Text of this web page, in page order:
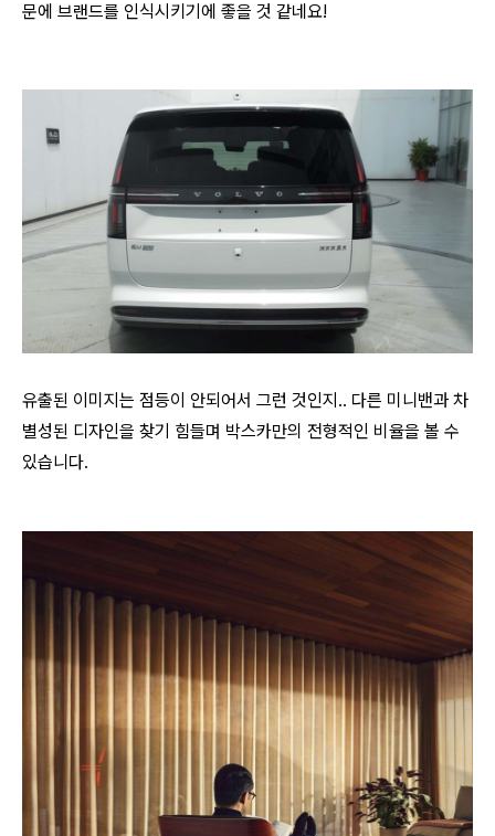
문에 브랜드를 인식시키기에 좋을 것 같네요!
유출된 이미지는 점등이 안되어서 그런 것인지.. 다른 미니밴과 차
별성된 디자인을 찾기 힘들며 박스카만의 전형적인 비율을 볼 수
있습니다.